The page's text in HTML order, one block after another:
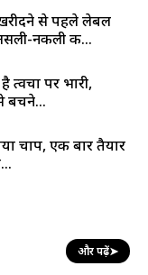
से पहले लेबल
नकली की...
त्वचा पर भारी,
बचने...
चाप, एक बार तैयार
और पढ़ें➤